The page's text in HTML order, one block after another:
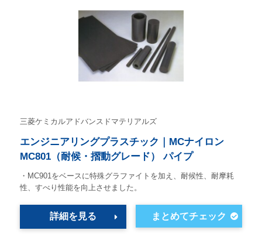
三菱ケミカルアドバンスドマテリアルズ
エンジニアリングプラスチック｜MCナイロン
MC801（耐候・摺動グレード） パイプ
・MC901をベースに特殊グラファイトを加え、耐候性、耐摩耗
性、すべり性能を向上させました。
詳細を見る